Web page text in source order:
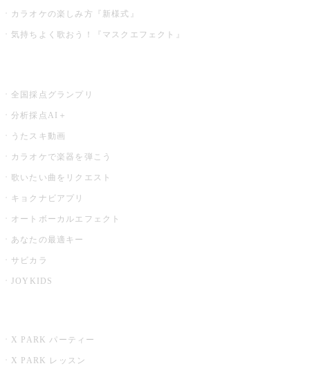
カラオケの楽しみ方『新様式』
気持ちよく歌おう！『マスクエフェクト』
全国採点グランプリ
分析採点AI＋
うたスキ動画
カラオケで楽器を弾こう
歌いたい曲をリクエスト
キョクナビアプリ
オートボーカルエフェクト
あなたの最適キー
サビカラ
JOYKIDS
X PARK パーティー
X PARK レッスン